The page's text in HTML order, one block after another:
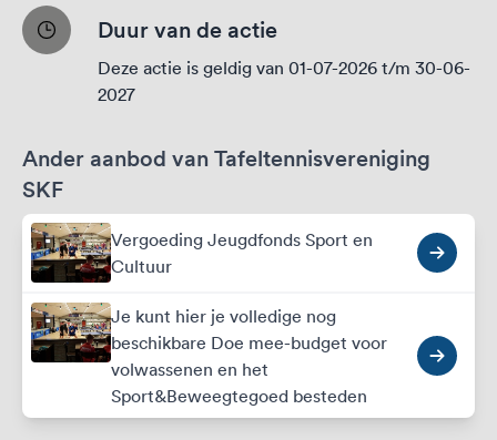
Duur van de actie
Deze actie is geldig van 01-07-2026 t/m 30-06-
2027
Ander aanbod van Tafeltennisvereniging
SKF
Vergoeding Jeugdfonds Sport en
Cultuur
Je kunt hier je volledige nog
beschikbare Doe mee-budget voor
volwassenen en het
Sport&Beweegtegoed besteden